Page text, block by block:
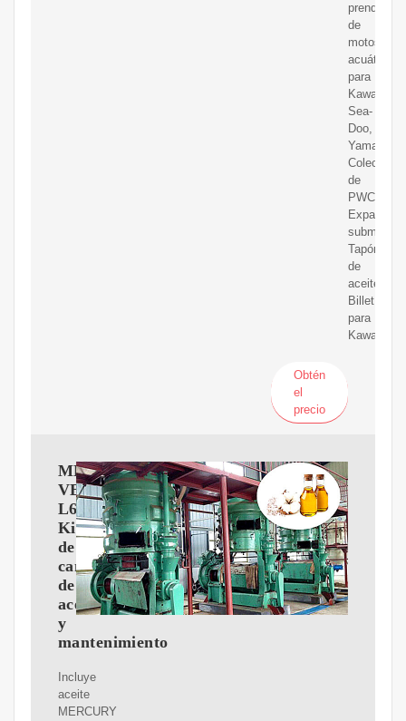
prendas
de
motos
acuáticas
para
Kawasaki,
Sea-
Doo,
Yamaha.
Colección
de
PWC
Expandir
submen
Tapón
de
aceite
Billet
para
Kawasaki
Obtén
el
precio
MERCURY
VERADO
L6
Kit
de
cambio
de
aceite
y
mantenimiento
Incluye
aceite
MERCURY